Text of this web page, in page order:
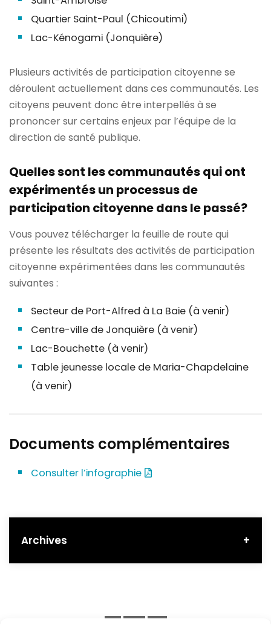
Quartier Saint-Paul (Chicoutimi)
Lac-Kénogami (Jonquière)
Plusieurs activités de participation citoyenne se
déroulent actuellement dans ces communautés. Les
citoyens peuvent donc être interpellés à se
prononcer sur certains enjeux par l’équipe de la
direction de santé publique.
Quelles sont les communautés qui ont
expérimentés un processus de
participation citoyenne dans le passé?
Vous pouvez télécharger la feuille de route qui
présente les résultats des activités de participation
citoyenne expérimentées dans les communautés
suivantes :
Secteur de Port-Alfred à La Baie (à venir)
Centre-ville de Jonquière (à venir)
Lac-Bouchette (à venir)
Table jeunesse locale de Maria-Chapdelaine
(à venir)
Documents complémentaires
Consulter l’infographie
Archives +
communautés menées par la Direction de